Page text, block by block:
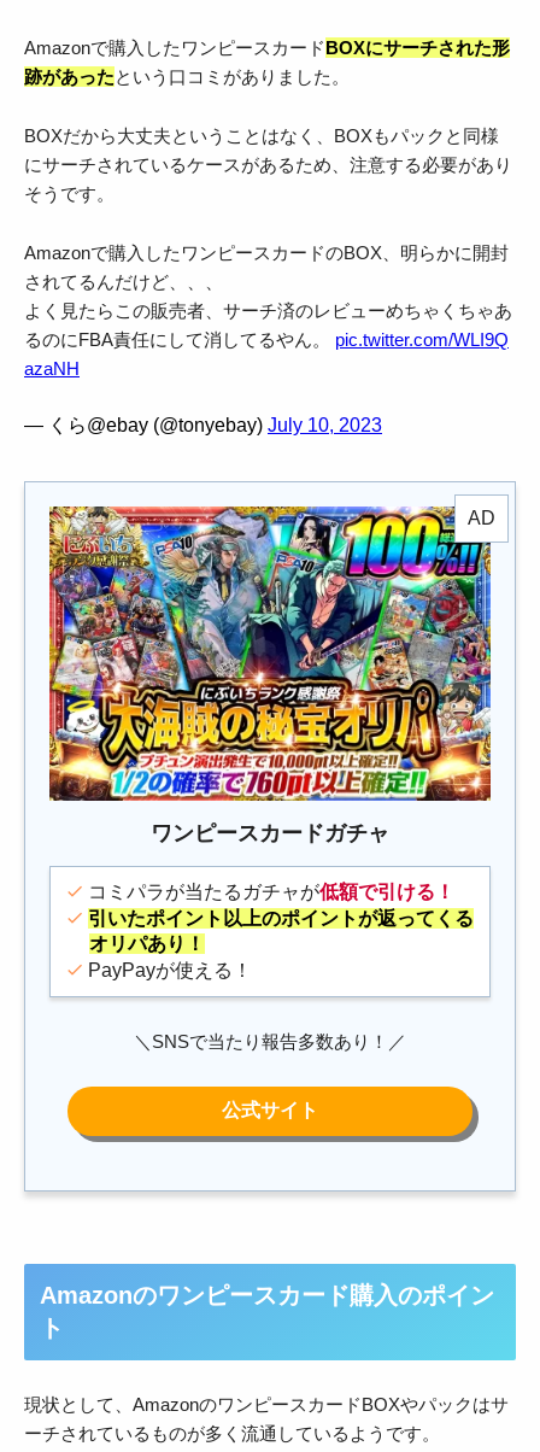
Amazonで購入したワンピースカードBOXにサーチされた形
跡があったという口コミがありました。
BOXだから大丈夫ということはなく、BOXもパックと同様
にサーチされているケースがあるため、注意する必要があり
そうです。
Amazonで購入したワンピースカードのBOX、明らかに開封
されてるんだけど、、、
よく見たらこの販売者、サーチ済のレビューめちゃくちゃあ
るのにFBA責任にして消してるやん。 pic.twitter.com/WLI9Q
azaNH
— くら@ebay (@tonyebay) July 10, 2023
ワンピースカードガチャ
コミパラが当たるガチャが低額で引ける！
引いたポイント以上のポイントが返ってくる
オリパあり！
PayPayが使える！
＼SNSで当たり報告多数あり！／
Amazonのワンピースカード購入のポイン
ト
現状として、AmazonのワンピースカードBOXやパックはサ
ーチされているものが多く流通しているようです。